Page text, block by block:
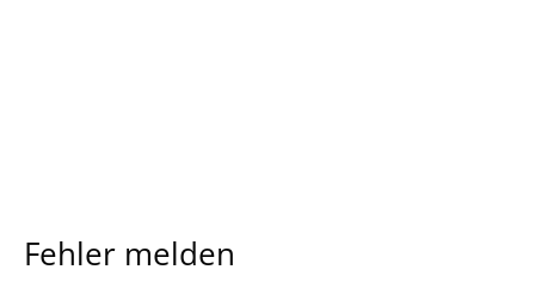
Fehler melden